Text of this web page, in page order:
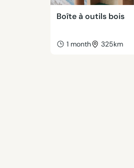
Boîte à outils bois
1 month 325km